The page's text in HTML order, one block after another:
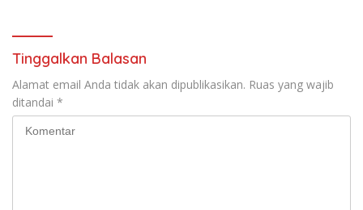
Tinggalkan Balasan
Alamat email Anda tidak akan dipublikasikan. Ruas yang wajib
ditandai *